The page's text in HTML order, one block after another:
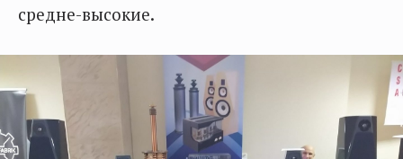
средне-высокие.